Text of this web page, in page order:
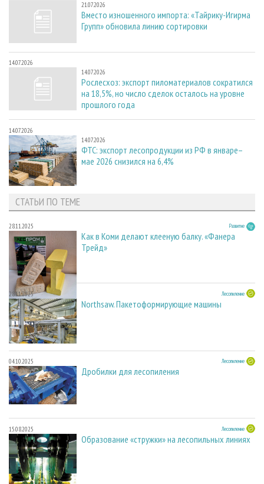
21.07.2026
Вместо изношенного импорта: «Тайрику-Игирма
Групп» обновила линию сортировки
14.07.2026
14.07.2026
Рослесхоз: экспорт пиломатериалов сократился
на 18,5%, но число сделок осталось на уровне
прошлого года
14.07.2026
14.07.2026
ФТС: экспорт лесопродукции из РФ в январе–
мае 2026 снизился на 6,4%
СТАТЬИ ПО ТЕМЕ
28.11.2025 Развитие
Как в Коми делают клееную балку. «Фанера
Трейд»
28.11.2025 Лесопиление
Northsaw. Пакетоформирующие машины
04.10.2025 Лесопиление
Дробилки для лесопиления
15.08.2025 Лесопиление
Образование «стружки» на лесопильных линиях